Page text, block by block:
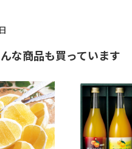
な商品も買っています